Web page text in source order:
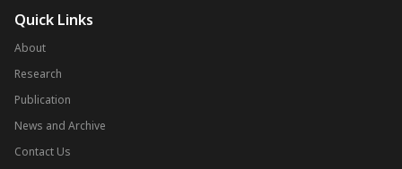
Quick Links
About
Research
Publication
News and Archive
Contact Us